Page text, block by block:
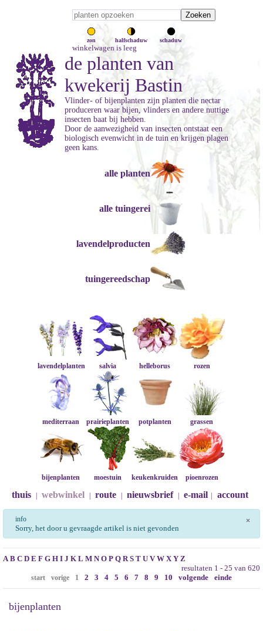
zon halfschaduw schaduw
winkelwagen is leeg
de planten van
kwekerij Bastin
Vlinder- of bijenplanten zijn planten die nectar
produceren waar bijen, vlinders en andere nuttige
insecten baat bij hebben.
Door de aanwezigheid van insecten ontstaat een
biologisch evenwicht in de tuin en krijgen plagen
geen kans.
alle planten
alle tuingerei
lavendelproducten
tuingereedschap
lavendelplanten salvia helleborus rozen
mediterraan prairieplanten potplanten grassen
bijenplanten moestuin keukenkruiden pioenrozen
thuis webwinkel route nieuwsbrief e-mail account
×
info
Sorry, het door u gevraagde artikel is niet gevonden
A B C D E F G H I J K L M N O P Q R S T U V W X Y Z
resultaten 1 - 25 van 620
start vorige 1 2 3 4 5 6 7 8 9 10 volgende einde
bijenplanten